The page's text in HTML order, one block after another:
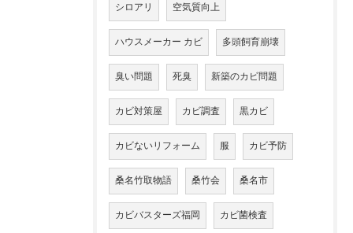
シロアリ 空気質向上
ハウスメーカー カビ 多頭飼育崩壊
臭い問題 死臭 新築のカビ問題
カビ対策屋 カビ調査 黒カビ
カビないリフォーム 服 カビ予防
桑名竹取物語 桑竹会 桑名市
カビバスターズ福岡 カビ菌検査